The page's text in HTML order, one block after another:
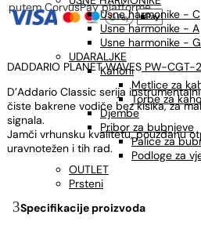
Usne harmonike - C
Usne harmonike - A
Usne harmonike - G
UDARALJKE
Kahoni
Metlice za
Torbe za
Djembe
Pribor za bubnjeve
Palice za
Podloge za
OUTLET
Prsteni
putem CorvusPay platforme
DADDARIO PLANET WAVES PW-CGT-
D’Addario Classic serija
čiste bakrene vodiče bez kisika, za
signala.
Jamči vrhunsku kvalitetu, pouzdanu
uravnotežen i tih rad.
Specifikacije proizvoda